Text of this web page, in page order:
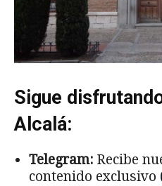
Sigue
Alcalá:
Telegram: Recibe
contenido exclusivo